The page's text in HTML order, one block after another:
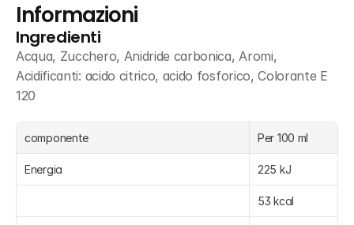
Informazioni
Ingredienti
Acqua, Zucchero, Anidride carbonica, Aromi,
Acidificanti: acido citrico, acido fosforico, Colorante E
120
componente Per 100 ml
Energia 225 kJ
53 kcal